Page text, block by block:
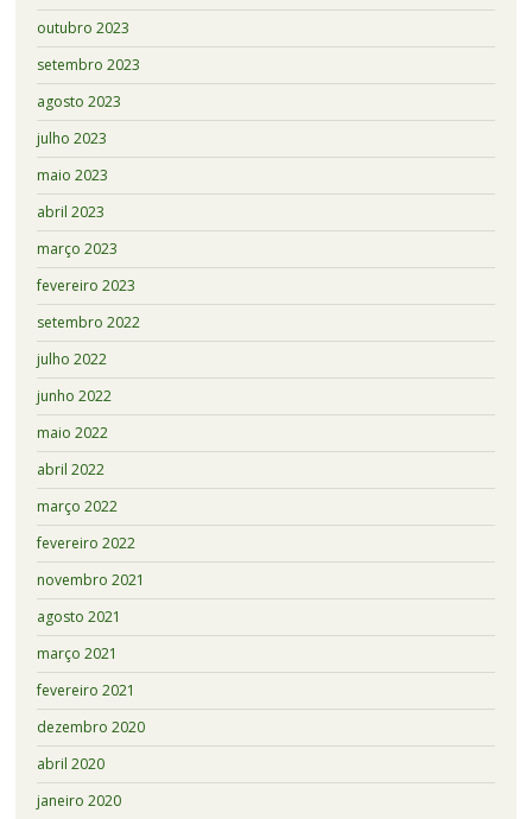
outubro 2023
setembro 2023
agosto 2023
julho 2023
maio 2023
abril 2023
março 2023
fevereiro 2023
setembro 2022
julho 2022
junho 2022
maio 2022
abril 2022
março 2022
fevereiro 2022
novembro 2021
agosto 2021
março 2021
fevereiro 2021
dezembro 2020
abril 2020
janeiro 2020